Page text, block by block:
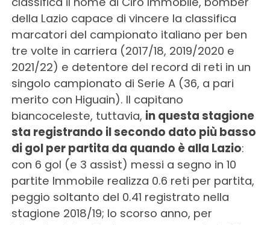
della Lazio capace di vincere la classifica
marcatori del campionato italiano per ben
tre volte in carriera (2017/18, 2019/2020 e
2021/22) e detentore del record di reti in un
singolo campionato di Serie A (36, a pari
merito con Higuain). Il capitano
biancoceleste, tuttavia, in questa stagione
sta registrando il secondo dato più basso
di gol per partita da quando è alla Lazio:
con 6 gol (e 3 assist) messi a segno in 10
partite Immobile realizza 0.6 reti per partita,
peggio soltanto del 0.41 registrato nella
stagione 2018/19; lo scorso anno, per